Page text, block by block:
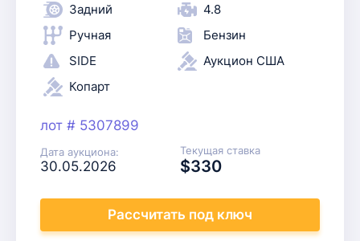
Задний
4.8
Ручная
Бензин
SIDE
Аукцион США
Копарт
лот # 5307899
Дата аукциона:
30.05.2026
Текущая ставка
$330
Рассчитать под ключ